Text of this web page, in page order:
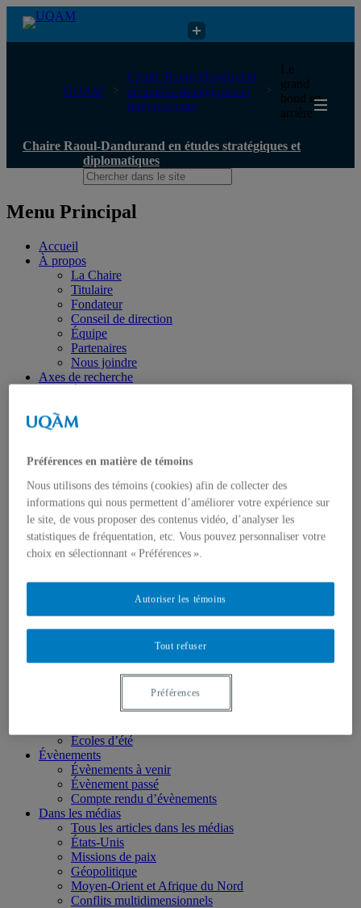
Chaire Raoul-Dandurand en études stratégiques et diplomatiques
UQAM
Chaire Raoul-Dandurand
en études stratégiques et
diplomatiques
Le
grand
bond en
arrière
Chaire Raoul-Dandurand en études stratégiques et
diplomatiques
Menu Principal
Accueil
À propos
La Chaire
Titulaire
Fondateur
Conseil de direction
Équipe
Partenaires
Nous joindre
Axes de recherche
Géopolitique
Accueil
Répertoire
Chercheur-e-s
Tou-te-s les chercheur-e-s
États-Unis
Centre FrancoPaix
Géopolitique
Conflits multidimensionnels
Centre FrancoPaix
Moyen-Orient et Afrique du Nord
Conflits multidimensionnels
Conférences personnalisées
Écoles d’été
Évènements
Évènements à venir
Évènement passé
Compte rendu d’évènements
Dans les médias
Tous les articles dans les médias
États-Unis
Missions de paix
Géopolitique
Moyen-Orient et Afrique du Nord
Conflits multidimensionnels
Préférences en matière de témoins
Nous utilisons des témoins (cookies) afin de collecter des
informations qui nous permettent d’améliorer votre expérience sur
le site, de vous proposer des contenus vidéo, d’analyser les
statistiques de fréquentation, etc. Vous pouvez personnaliser votre
choix en sélectionnant « Préférences ».
Tout refuser
Autoriser les témoins
Préférences